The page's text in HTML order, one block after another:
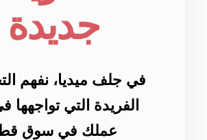
جديدة
في جلف ميديا، نفهم
الفريدة التي تواجهها
عملك في سوق